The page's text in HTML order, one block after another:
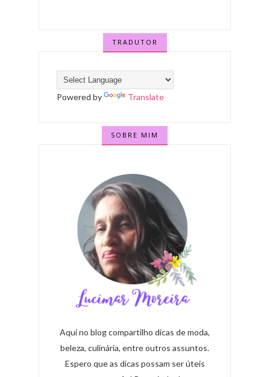
TRADUTOR
Powered by Translate
SOBRE MIM
Aqui no blog compartilho dicas de moda,
beleza, culinária, entre outros assuntos.
Espero que as dicas possam ser úteis